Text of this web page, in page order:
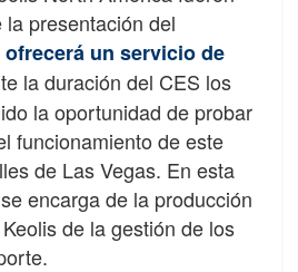
presentación del
ofrecerá un servicio de
la duración del CES los
la oportunidad de probar
funcionamiento de este
de Las Vegas. En esta
encarga de la producción
de la gestión de los